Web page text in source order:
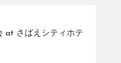
at さばえシティホテ